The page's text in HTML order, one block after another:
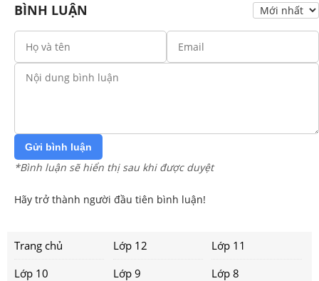
BÌNH LUẬN
Gửi bình luận
*Bình luận sẽ hiển thị sau khi được duyệt
Hãy trở thành người đầu tiên bình luận!
Trang chủ Lớp 12
Lớp 11
Lớp 10
Lớp 9
Lớp 8